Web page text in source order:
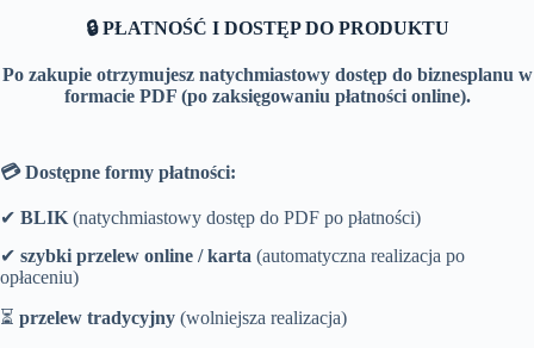
🔒 PŁATNOŚĆ I DOSTĘP DO PRODUKTU
Po zakupie otrzymujesz natychmiastowy dostęp do biznesplanu w
formacie PDF (po zaksięgowaniu płatności online).
💳 Dostępne formy płatności:
✔ BLIK (natychmiastowy dostęp do PDF po płatności)
✔ szybki przelew online / karta (automatyczna realizacja po
opłaceniu)
⏳ przelew tradycyjny (wolniejsza realizacja)